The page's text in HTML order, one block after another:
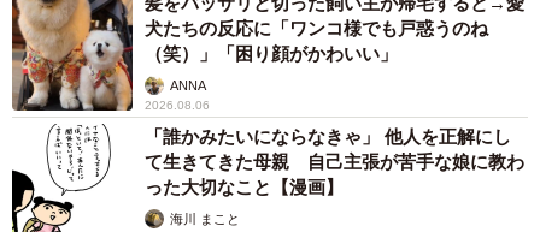
犬たちの反応に「ワンコ様でも戸惑うのね
（笑）」「困り顔がかわいい」
ANNA
2026.08.06
「誰かみたいにならなきゃ」 他人を正解にし
て生きてきた母親 自己主張が苦手な娘に教わ
った大切なこと【漫画】
海川 まこと